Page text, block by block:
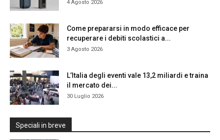
4 Agosto 2026
Come prepararsi in modo efficace per
recuperare i debiti scolastici a...
3 Agosto 2026
L’Italia degli eventi vale 13,2 miliardi e traina
il mercato dei...
30 Luglio 2026
Speciali in breve